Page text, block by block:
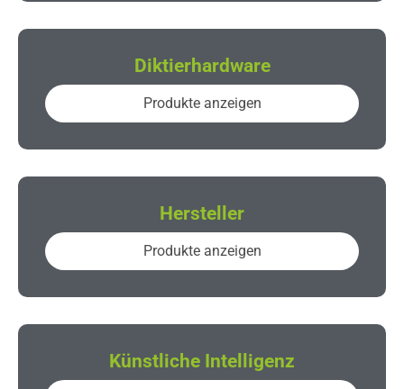
Diktierhardware
Produkte anzeigen
Hersteller
Produkte anzeigen
Künstliche Intelligenz